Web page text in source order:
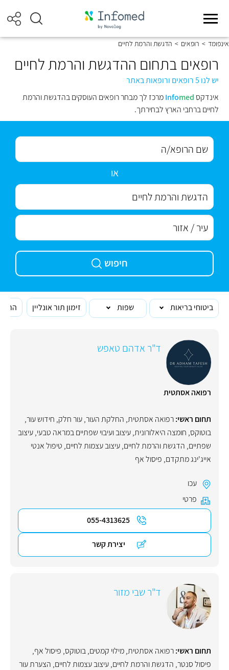
אינפומד > רופאים > הדגשת והרמת לחיים
רופאים בתחום ההדגשת והרמת לחיים
יש לנו 5 רופאים ורופאות באתר
אינדקס
Infomed
מרכז לך מבחר רופאים העוסקים בהדגשת והרמת
לחיים ברחבי הארץ לבחירתך.
או
חיפוש
ביטוחי בריאות שפות זימון תור אונליין
ד"ר אדהם טאפש
רפואה אסתטית
תחום ראשי:רפואה אסתטית, החלקת העור,עור חלק, חידוש עור,
בוטוקס, חומצה היאלורונית,עיצוב ועיבוי שפתיים במראה טבעי,עיצוב
שפתיים, הדגשת והרמת לחיים,עיצוב עצמות לחיים, טיפול אנטי
אייג'ינג מתקדם, פיסול אף
עכו
פרטי
055-4313625
יצירת קשר
ד"ר שבי מזור
תחום ראשי:רפואה אסתטית,מילוי קמטים,בוטוקס, פיסול אף,
פיסול סנטר, הדגשת והרמת לחיים,עיצוב עצמות לחיים, הצערת עור